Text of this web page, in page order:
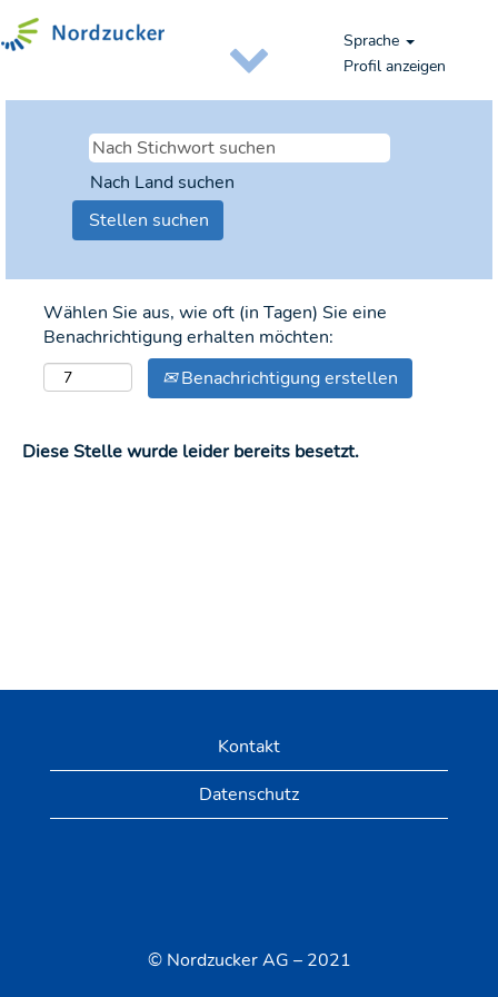
Sprache
Profil anzeigen
Nach Land suchen
Wählen Sie aus, wie oft (in Tagen) Sie eine
Benachrichtigung erhalten möchten:
Benachrichtigung erstellen
Diese Stelle wurde leider bereits besetzt.
Kontakt
Datenschutz
© Nordzucker AG – 2021